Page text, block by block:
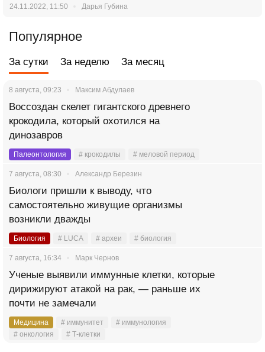
24.11.2022, 11:50 Дарья Губина
Популярное
За сутки За неделю За месяц
8 августа, 09:23 Максим Абдулаев
Воссоздан скелет гигантского древнего
крокодила, который охотился на
динозавров
Палеонтология # крокодилы # меловой период
7 августа, 08:30 Александр Березин
Биологи пришли к выводу, что
самостоятельно живущие организмы
возникли дважды
Биология # LUCA # археи # биология
7 августа, 16:34 Марк Чернов
Ученые выявили иммунные клетки, которые
дирижируют атакой на рак, — раньше их
почти не замечали
Медицина # иммунитет
# иммунология
# онкология
# Т-клетки